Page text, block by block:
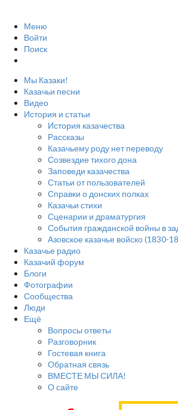
Меню
Войти
Поиск
Мы Казаки!
Казачьи песни
Видео
История и статьи
История казачества
Рассказы
Казачьему роду нет переводу
Созвездие тихого дона
Заповеди казачества
Статьи от пользователей
Справки о донских полках
Казачьи стихи
Сценарии и драматургия
События гражданской войны в
Азовское казачье войско (1830-
Казачье радио
Казачий форум
Блоги
Фотографии
Сообщества
Люди
Ещё
Вопросы ответы
Разговорник
Гостевая книга
Обратная связь
ВМЕСТЕ МЫ СИЛА!
О сайте